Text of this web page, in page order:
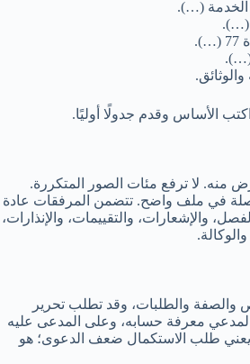
الخدمة (…).
(…).
(…).
اكتب الأساس وقدم جدولًا أوليًا.
منه. لا ترفع مئات الصور المتكررة.
في ملف واضح. تتضمن المرفقات عادة
والإشعارات، والتقييمات، والإنذارات،
والصفة والطلبات، وقد تطلب تحرير
معرفة حسابه، وعلى المدعى عليه
يعني طلب الاستكمال ضعف الدعوى؛ هو